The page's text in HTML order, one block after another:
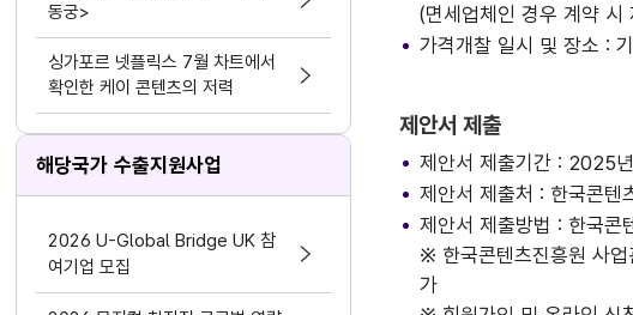
동궁>
싱가포르 넷플릭스 7월 차트에서
확인한 케이 콘텐츠의 저력
해당국가 수출지원사업
2026 U-Global Bridge UK 참
여기업 모집
(면세업체인 경우 계약 시
가격개찰 일시 및 장소 :
제안서 제출
제안서 제출기간 :
제안서 제출처 : 한국콘
제안서 제출방법 : 한국콘
※ 한국콘텐츠진흥원 사
가